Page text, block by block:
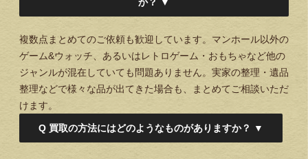
か？ ▼
複数点まとめてのご依頼も歓迎しています。マンホール以外の
ゲーム&ウォッチ、あるいはレトロゲーム・おもちゃなど他の
ジャンルが混在していても問題ありません。実家の整理・遺品
整理などで様々な品が出てきた場合も、まとめてご相談いただ
けます。
Q 買取の方法にはどのようなものがありますか？ ▼